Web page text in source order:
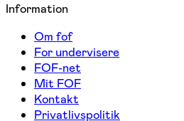
Information
Om fof
For undervisere
FOF-net
Mit FOF
Kontakt
Privatlivspolitik